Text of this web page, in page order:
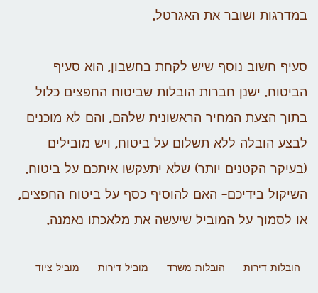
במדרגות ושובר את האגרטל.
סעיף חשוב נוסף שיש לקחת בחשבון, הוא סעיף
הביטוח. ישנן חברות הובלות שביטוח החפצים כלול
בתוך הצעת המחיר הראשונית שלהם, והם לא מוכנים
לבצע הובלה ללא תשלום על ביטוח, ויש מובילים
(בעיקר הקטנים יותר) שלא יתעקשו איתכם על ביטוח.
השיקול בידיכם- האם להוסיף כסף על ביטוח החפצים,
או לסמוך על המוביל שיעשה את מלאכתו נאמנה.
הובלות דירות הובלות משרד מוביל דירות מוביל ציוד